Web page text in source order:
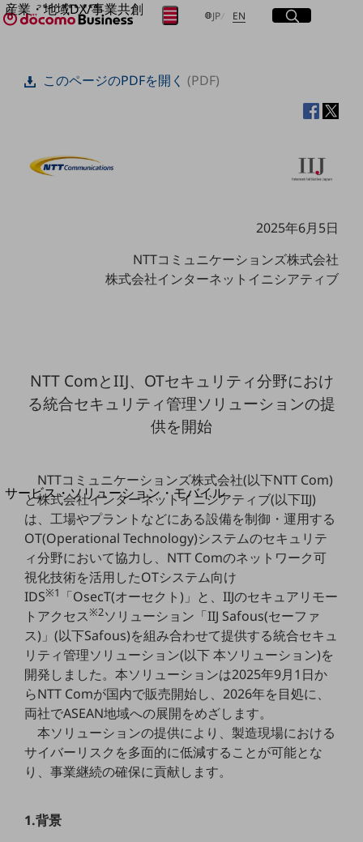
産業・地域DX/事業共創
OPEN HUB for Plural Futures
OPEN HUB for Plural Futuresとは
Smart World
自治体・地域社会との共創
LGPF(Local Government Platform)
サービス・ソリューション・モバイル
サービス・ソリューションTOP
DXに関する課題を解決する
サービス・ソリューションをご紹介
カテゴリーで探す
カテゴリーで探すTOP
ネットワーク・モバイル
クラウド・データセンター
電話・映像コミュニケーション
セキュリティ
データ利活用
JP日本語
EN Englishサイト内検索
開く
メニュー
開く
フリーワードを入力して探す
フリーワードでNTTドコモビジネスの
取り組みを検索
検索する
このページのPDFを開く(PDF)
2025年6月5日
NTTコミュニケーションズ株式会社
株式会社インターネットイニシアティブ
NTT ComとIIJ、OTセキュリティ分野におけ
る統合セキュリティ管理ソリューションの提
供を開始
NTTコミュニケーションズ株式会社(以下NTT Com)
と株式会社インターネットイニシアティブ(以下IIJ)
は、工場やプラントなどにある設備を制御・運用する
OT(Operational Technology)システムのセキュリテ
ィ分野において協力し、NTT Comのネットワーク可
視化技術を活用したOTシステム向け
IDS※1
「OsecT(オーセクト)」と、IIJのセキュアリモー
トアクセス※2ソリューション「IIJ Safous(セーファ
ス)」(以下Safous)を組み合わせて提供する統合セキュ
リティ管理ソリューション(以下 本ソリューション)を
開発しました。本ソリューションは2025年9月1日か
らNTT Comが国内で販売開始し、2026年を目処に、
両社でASEAN地域への展開をめざします。
本ソリューションの提供により、製造現場における
サイバーリスクを多面的に低減することが可能とな
り、事業継続の確保に貢献します。
1.背景